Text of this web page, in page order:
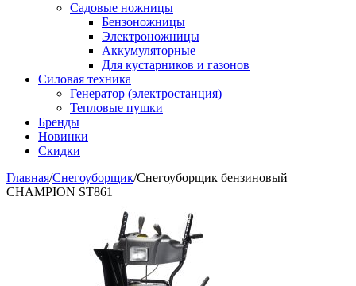
Садовые ножницы
Бензоножницы
Электроножницы
Аккумуляторные
Для кустарников и газонов
Силовая техника
Генератор (электростанция)
Тепловые пушки
Бренды
Новинки
Скидки
Главная/Снегоуборщик/Снегоуборщик бензиновый
CHAMPION ST861